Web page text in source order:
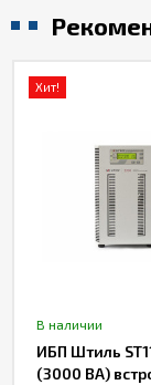
Хит!
В наличии
ИБП Штиль
(3000 ВА)